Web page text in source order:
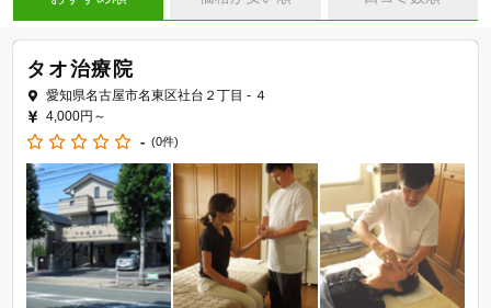
タオ治療院
愛知県名古屋市名東区社台２丁目 - ４
4,000円～
- (0件)